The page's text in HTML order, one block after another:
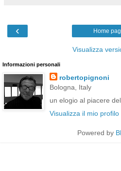
‹ Home
Visualizza
Informazioni personali
robertopignoni
Bologna, Italy
un elogio al piacere
Visualizza il mio
Powered by